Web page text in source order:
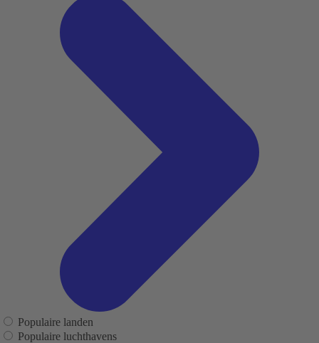
Populaire landen
Populaire luchthavens